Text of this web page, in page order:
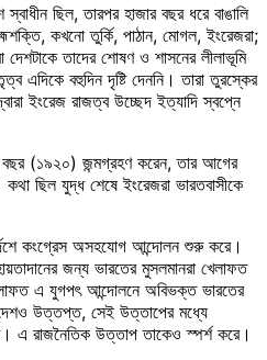
ছিল, তারপর হাজার বছর ধরে বাঙালি
কখনো তুর্কি, পাঠান, মোগল, ইংরেজরা;
দেশটাকে তাদের শোষণ ও শাসনের লীলাভূমি
এদিকে বহুদিন দৃষ্টি দেননি। তারা তুরস্কের
ইংরেজ রাজত্ব উচ্ছেদ ইত্যাদি স্বপ্নে
বছর (১৯২০) জন্মগ্রহণ করেন, তার আগের
ছিল যুদ্ধ শেষে ইংরেজরা ভারতবাসীকে
কংগ্রেস অসহযোগ আন্দোলন শুরু করে।
জন্য ভারতের মুসলমানরা খেলাফত
এ যুগপৎ আন্দোলনে অবিভক্ত ভারতের
উত্তপ্ত, সেই উত্তাপের মধ্যে
এ রাজনৈতিক উত্তাপ তাকেও স্পর্শ করে।